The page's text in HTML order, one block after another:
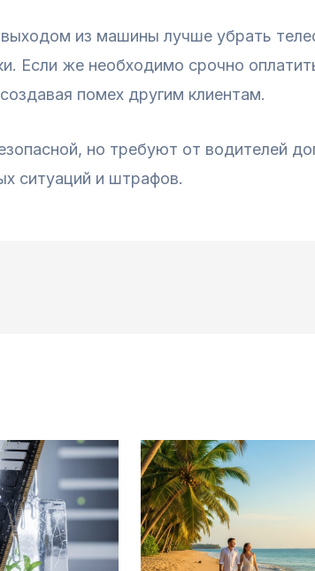
из машины лучше убрать
Если же необходимо срочно
помех другим клиентам.
но требуют от водителей
ситуаций и штрафов.